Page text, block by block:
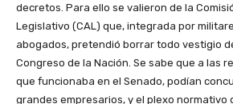
decretos. Para ello se valieron de la
Legislativo (CAL) que, integrada por
abogados, pretendió borrar todo vestigio
Congreso de la Nación. Se sabe que a las
que funcionaba en el Senado, podían
grandes empresarios, y el plexo normativo